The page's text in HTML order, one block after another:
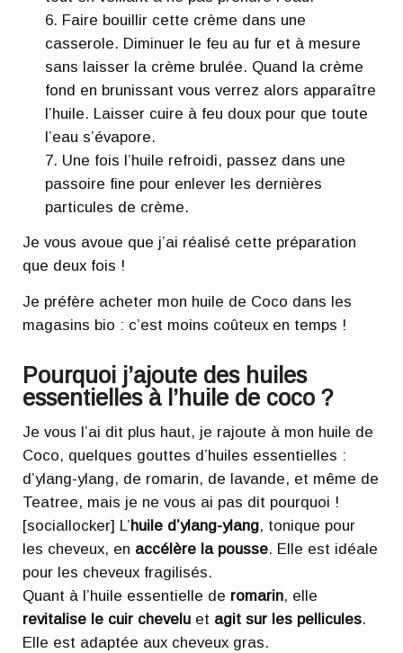
Faire bouillir cette crème dans une
casserole. Diminuer le feu au fur et à mesure
sans laisser la crème brulée. Quand la crème
fond en brunissant vous verrez alors apparaître
l’huile. Laisser cuire à feu doux pour que toute
l’eau s’évapore.
Une fois l’huile refroidi, passez dans une
passoire fine pour enlever les dernières
particules de crème.
Je vous avoue que j’ai réalisé cette préparation
que deux fois !
Je préfère acheter mon huile de Coco dans les
magasins bio : c’est moins coûteux en temps !
Pourquoi j’ajoute des huiles
essentielles à l’huile de coco ?
Je vous l’ai dit plus haut, je rajoute à mon huile de
Coco, quelques gouttes d’huiles essentielles :
d’ylang-ylang, de romarin, de lavande, et même de
Teatree, mais je ne vous ai pas dit pourquoi !
[sociallocker] L’ huile d’ylang-ylang, tonique pour
les cheveux, en accélère la pousse. Elle est idéale
pour les cheveux fragilisés.
Quant à l’huile essentielle de romarin, elle
revitalise le cuir chevelu et agit sur les pellicules.
Elle est adaptée aux cheveux gras.